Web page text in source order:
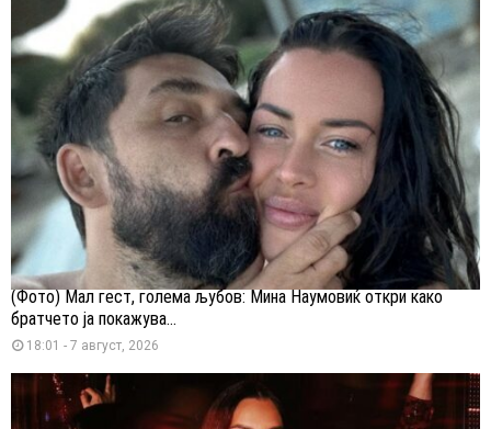
(Фото) Мал гест, голема љубов: Мина Наумовиќ откри како
братчето ја покажува...
18:01 - 7 август, 2026